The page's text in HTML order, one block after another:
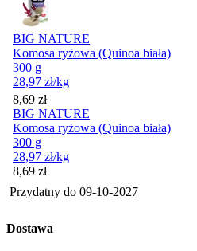
BIG NATURE
Komosa ryżowa (Quinoa biała)
300 g
28,97 zł/kg
Cena
8,69 zł
BIG NATURE
Komosa ryżowa (Quinoa biała)
300 g
28,97 zł/kg
Cena
8,69 zł
Przydatny do 09-10-2027
Dostawa